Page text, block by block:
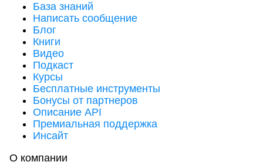
База знаний
Написать сообщение
Блог
Книги
Видео
Подкаст
Курсы
Бесплатные инструменты
Бонусы от партнеров
Описание API
Премиальная поддержка
Инсайт
О компании